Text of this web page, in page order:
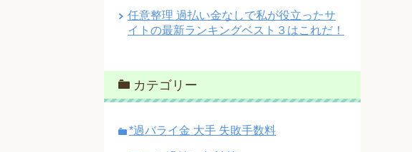
任意整理 過払い金なしで私が役立ったサ
イトの最新ランキングベスト３はこれだ！
カテゴリー
*過バライ金 大手 失敗手数料